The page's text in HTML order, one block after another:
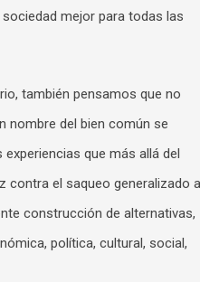
mejor para todas las
también pensamos que no
nombre del bien común se
que más allá del
contra el saqueo generalizado
construcción de alternativas,
política, cultural, social,